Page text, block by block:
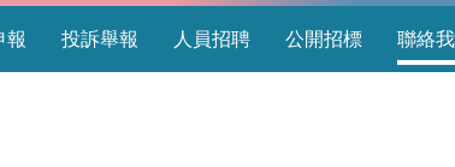
報 投訴舉報 人員招聘 公開招標 聯絡